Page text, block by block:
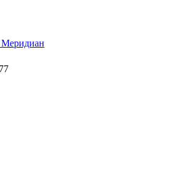
Меридиан